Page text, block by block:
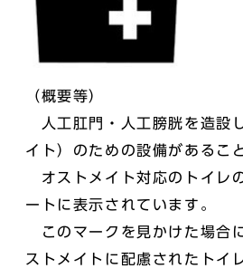
（概要等）
人工肛門・人工膀胱を造設
イト）のための設備があるこ
オストメイト対応のトイレ
ートに表示されています。
このマークを見かけた場合
ストメイトに配慮されたトイ